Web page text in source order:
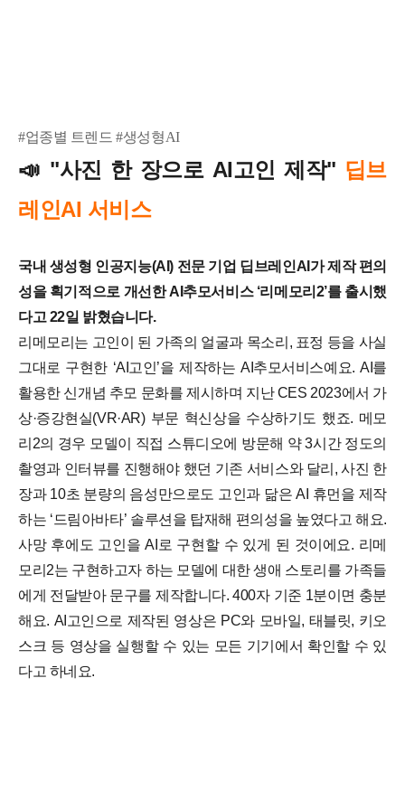
#업종별 트렌드 #생성형AI
📣 "사진 한 장으로 AI고인 제작" 딥브
레인AI 서비스
국내 생성형 인공지능(AI) 전문 기업 딥브레인AI가 제작 편의
성을 획기적으로 개선한 AI추모서비스 ‘리메모리2’를 출시했
다고 22일 밝혔습니다.
리메모리는 고인이 된 가족의 얼굴과 목소리, 표정 등을 사실
그대로 구현한 ‘AI고인’을 제작하는 AI추모서비스예요. AI를
활용한 신개념 추모 문화를 제시하며 지난 CES 2023에서 가
상·증강현실(VR·AR) 부문 혁신상을 수상하기도 했죠. 메모
리2의 경우 모델이 직접 스튜디오에 방문해 약 3시간 정도의
촬영과 인터뷰를 진행해야 했던 기존 서비스와 달리, 사진 한
장과 10초 분량의 음성만으로도 고인과 닮은 AI 휴먼을 제작
하는 ‘드림아바타’ 솔루션을 탑재해 편의성을 높였다고 해요.
사망 후에도 고인을 AI로 구현할 수 있게 된 것이에요. 리메
모리2는 구현하고자 하는 모델에 대한 생애 스토리를 가족들
에게 전달받아 문구를 제작합니다. 400자 기준 1분이면 충분
해요. AI고인으로 제작된 영상은 PC와 모바일, 태블릿, 키오
스크 등 영상을 실행할 수 있는 모든 기기에서 확인할 수 있
다고 하네요.